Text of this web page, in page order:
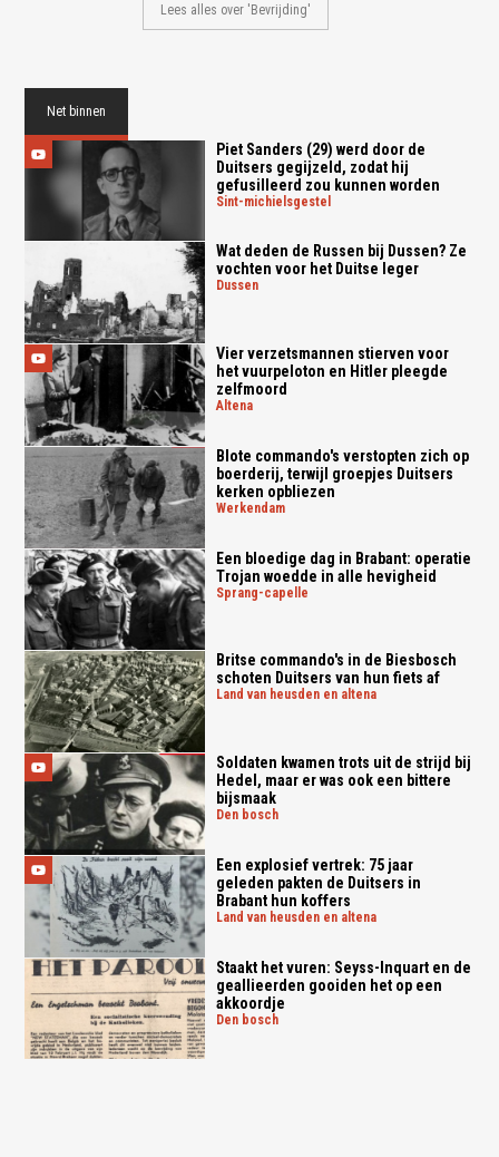
Lees alles over 'Bevrijding'
Net binnen
Piet Sanders (29) werd door de
Duitsers gegijzeld, zodat hij
gefusilleerd zou kunnen worden
sint-michielsgestel
Wat deden de Russen bij Dussen? Ze
vochten voor het Duitse leger
dussen
Vier verzetsmannen stierven voor
het vuurpeloton en Hitler pleegde
zelfmoord
altena
Blote commando's verstopten zich op
boerderij, terwijl groepjes Duitsers
kerken opbliezen
werkendam
Een bloedige dag in Brabant: operatie
Trojan woedde in alle hevigheid
sprang-capelle
Britse commando's in de Biesbosch
schoten Duitsers van hun fiets af
land van heusden en altena
Soldaten kwamen trots uit de strijd bij
Hedel, maar er was ook een bittere
bijsmaak
den bosch
Een explosief vertrek: 75 jaar
geleden pakten de Duitsers in
Brabant hun koffers
land van heusden en altena
Staakt het vuren: Seyss-Inquart en de
geallieerden gooiden het op een
akkoordje
den bosch